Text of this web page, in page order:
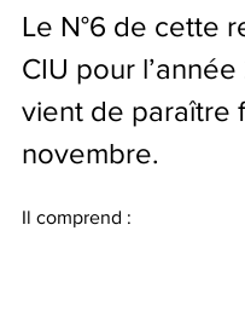
Le N°6 de cette
CIU pour
vient de paraître
novembre.
Il comprend :